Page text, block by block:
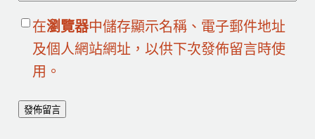
在瀏覽器中儲存顯示名稱、電子郵件地址
及個人網站網址，以供下次發佈留言時使
用。